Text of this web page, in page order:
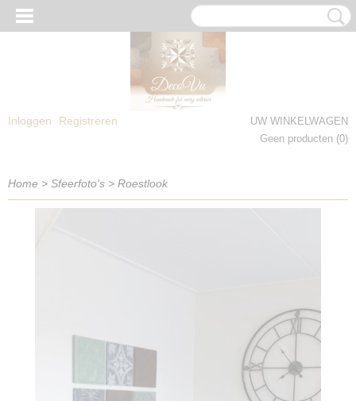
Inloggen Registreren
UW WINKELWAGEN
Geen producten (0)
Home > Sfeerfoto's > Roestlook